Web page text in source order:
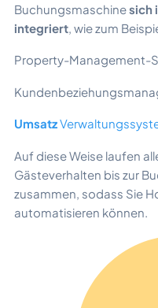
Buchungsmaschinesich
integriert , wie zum
Property-Management-
Umsatz
Auf diese Weise laufen
Gästeverhalten bis zur
zusammen, sodass Sie
automatisieren können.